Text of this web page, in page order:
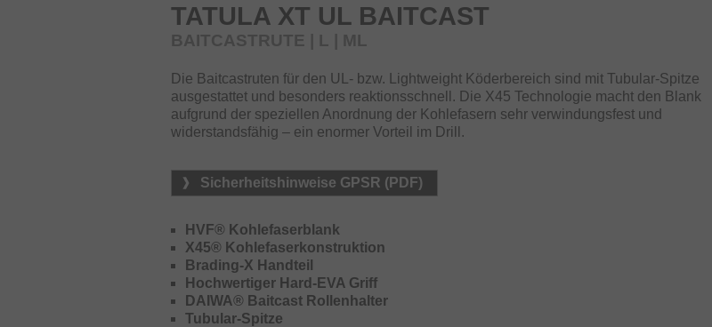
TATULA XT UL BAITCAST
BAITCASTRUTE | L | ML
Die Baitcastruten für den UL- bzw. Lightweight Köderbereich sind mit Tubular-Spitze
ausgestattet und besonders reaktionsschnell. Die X45 Technologie macht den Blank
aufgrund der speziellen Anordnung der Kohlefasern sehr verwindungsfest und
widerstandsfähig – ein enormer Vorteil im Drill.
Sicherheitshinweise GPSR (PDF)
HVF® Kohlefaserblank
X45® Kohlefaserkonstruktion
Brading-X Handteil
Hochwertiger Hard-EVA Griff
DAIWA® Baitcast Rollenhalter
Tubular-Spitze